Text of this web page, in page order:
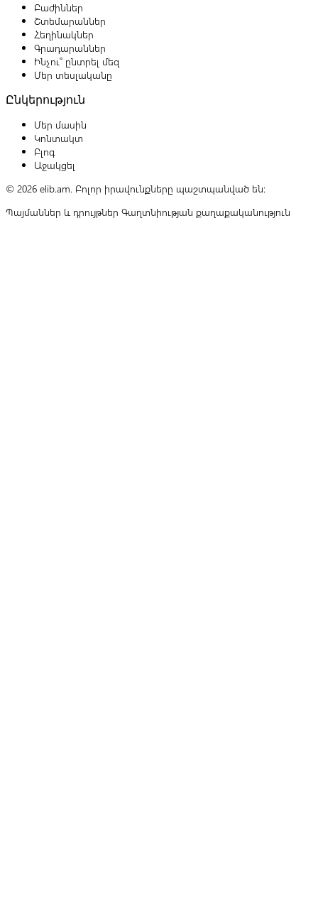
Բաժիններ
Շտեմարաններ
Հեղինակներ
Գրադարաններ
Ինչու՞ ընտրել մեզ
Մեր տեսլականը
Ընկերություն
Մեր մասին
Կոնտակտ
Բլոգ
Աջակցել
© 2026 elib.am. Բոլոր իրավունքները պաշտպանված են:
Պայմաններ և դրույթներ Գաղտնիության քաղաքականություն